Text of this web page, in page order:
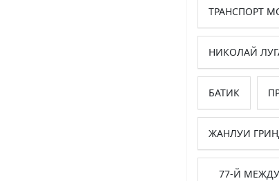
ТРАНСПОРТ
НИКОЛАЙ
БАТИК
ЖАНЛУИ
77-Й